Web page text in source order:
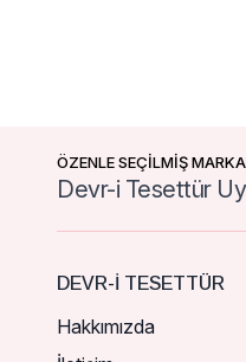
ÖZENLE SEÇİLMİŞ
Devr-i Tesettür
DEVR-I TESETTÜR
Hakkımızda